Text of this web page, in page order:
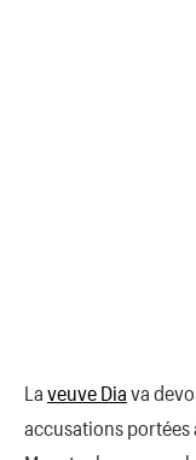
La veuve Dia va
accusations portées